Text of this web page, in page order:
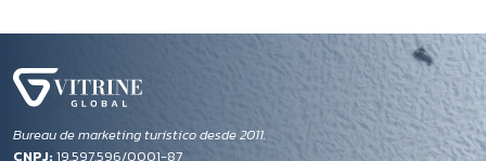
Bureau de marketing turístico desde 2011.
CNPJ:19.597.596/0001-87